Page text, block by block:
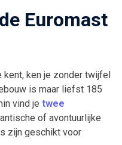
Euromast
kent, ken je zonder twijfel
is maar liefst 185
vind je twee
of avontuurlijke
zijn geschikt voor